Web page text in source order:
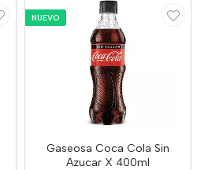
NUEVO
Gaseosa Coca Cola Sin
Azucar X 400ml